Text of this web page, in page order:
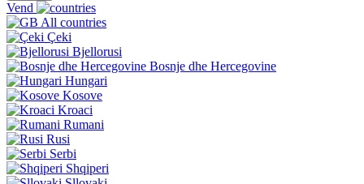
Vend
All countries
Çeki
Bjellorusi
Bosnje dhe Hercegovine
Hungari
Kosove
Kroaci
Rumani
Rusi
Serbi
Shqiperi